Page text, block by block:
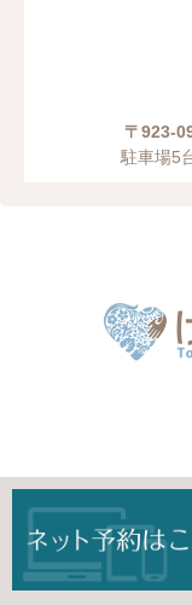
〒923-
駐車場5